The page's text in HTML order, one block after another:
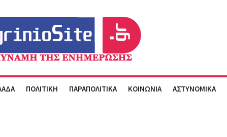
ΠΟΛΙΤΙΚΗ ΠΑΡΑΠΟΛΙΤΙΚΑ ΚΟΙΝΩΝΙΑ ΑΣΤΥΝΟΜΙΚΑ